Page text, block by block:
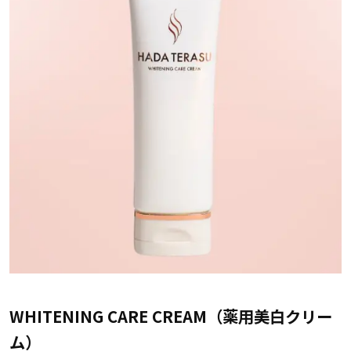
WHITENING CARE CREAM（薬用美白クリー
ム）